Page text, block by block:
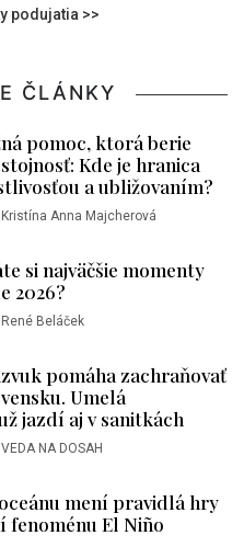
podujatia >>
ČLÁNKY
pomoc, ktorá berie
Kde je hranica
a ubližovaním?
Kristína Anna Majcherová
si najväčšie momenty
2026?
René Beláček
pomáha zachraňovať
Umelá
jazdí aj v sanitkách
VEDA NA DOSAH
mení pravidlá hry
fenoménu El Niño